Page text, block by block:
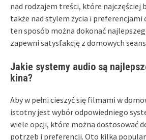
nad rodzajem treści, które najczęściej
także nad stylem życia i preferencjami
ten sposób można dokonać
zapewni satysfakcję z domowych
Jakie systemy audio są
kina?
Aby w pełni cieszyć się filmami w
istotny jest wybór odpowiedniego
wiele opcji, które można dostosować
potrzeb i preferencji. Oto kilka